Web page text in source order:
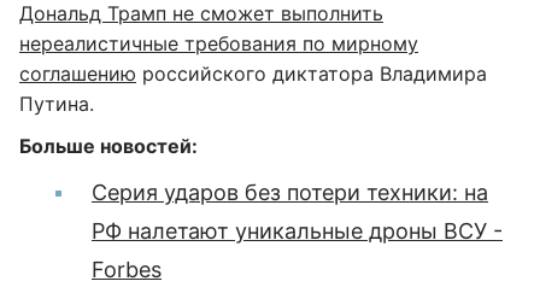
Дональд Трамп не сможет выполнить
нереалистичные требования по мирному
соглашению российского диктатора Владимира
Путина.
Больше новостей:
Серия ударов без потери техники: на
РФ налетают уникальные дроны ВСУ -
Forbes